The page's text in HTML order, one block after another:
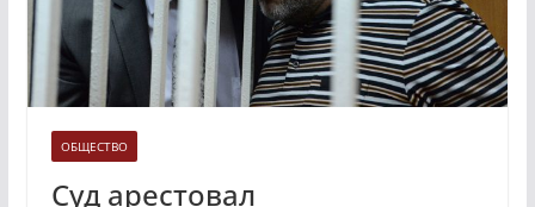
ОБЩЕСТВО
Суд арестовал